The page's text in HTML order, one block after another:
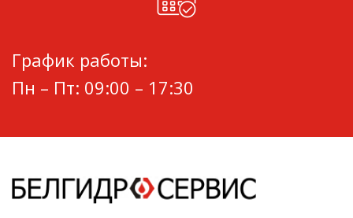
График работы:
Пн – Пт: 09:00 – 17:30